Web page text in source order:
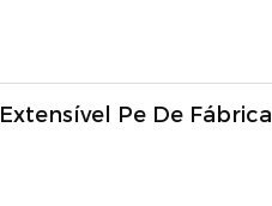
Pe De Fábrica